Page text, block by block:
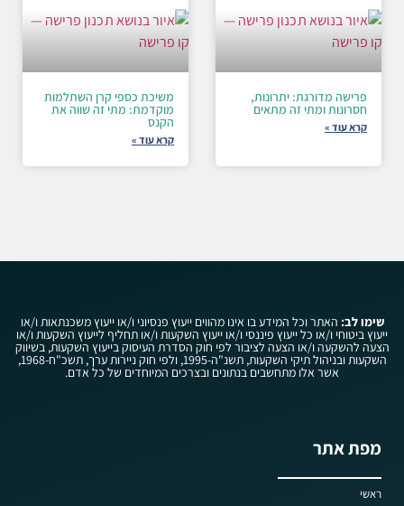
פרישה מדורגת: יתרונות,
חסרונות ומתי זה מתאים
קרא עוד »
משיכת כספי קרן השתלמות
מוקדמת: מתי זה שווה את
הקנס
קרא עוד »
שימו לב: האתר וכל המידע בו אינו מהווים ייעוץ פנסיוני ו/או ייעוץ משכנתאות ו/או
ייעוץ ביטוחי ו/או כל ייעוץ פיננסי ו/או ייעוץ השקעות ו/או תחליף לייעוץ השקעות ו/או
הצעה להשקעה ו/או הצעה לציבור לפי חוק הסדרת העיסוק בייעוץ השקעות, בשיווק
השקעות ובניהול תיקי השקעות, תשנ"ה-1995, ולפי חוק ניירות ערך, תשכ"ח-1968,
אשר אלו מתחשבים בנתונים ובצרכים המיוחדים של כל אדם.
מפת אתר
ראשי